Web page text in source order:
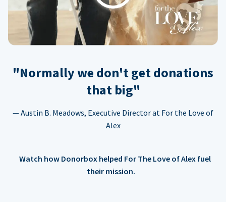
"Normally we don't get donations
that big"
— Austin B. Meadows, Executive Director at For the Love of
Alex
Watch how Donorbox helped For The Love of Alex fuel
their mission.